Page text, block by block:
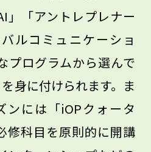
」「アントレプレナー
ルコミュニケーショ
プログラムから選んで
を身に付けられます。ま
ンには「iOPクォータ
修科目を原則的に開講